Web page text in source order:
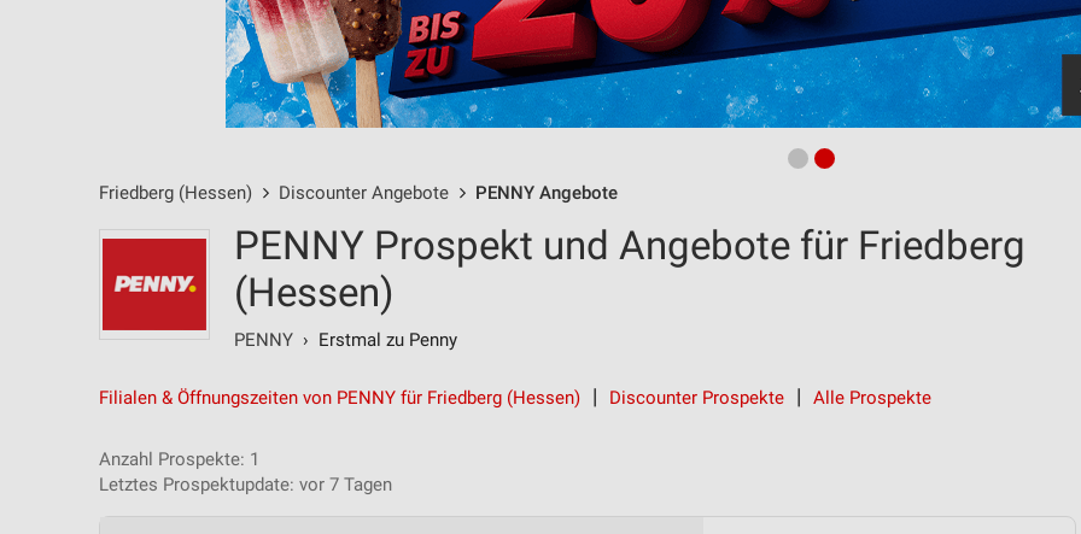
Friedberg (Hessen) Discounter Angebote PENNY Angebote
PENNY Prospekt und Angebote für Friedberg
(Hessen)
PENNY › Erstmal zu Penny
Filialen & Öffnungszeiten von PENNY für Friedberg (Hessen) Discounter Prospekte Alle Prospekte
Anzahl Prospekte: 1
Letztes Prospektupdate: vor 7 Tagen